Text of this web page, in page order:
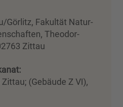
Görlitz, Fakultät Natur-
Theodor-
Zittau
(Gebäude Z VI),